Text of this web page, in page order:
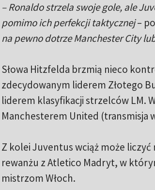
– Ronaldo strzela swoje gole, ale
pomimo ich perfekcji taktycznej–
na pewno dotrze Manchester City
Słowa Hitzfelda brzmią nieco
zdecydowanym liderem Złotego
liderem klasyfikacji strzelców LM.
Manchesterem United (transmisja
Z kolei Juventus wciąż może liczyć
rewanżu z Atletico Madryt, w
mistrzom Włoch.